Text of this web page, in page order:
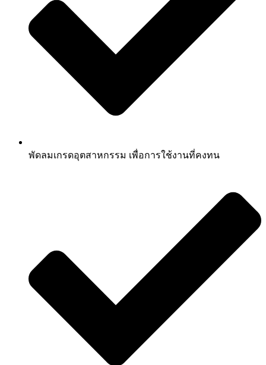
พัดลมเกรดอุตสาหกรรม เพื่อการใช้งานที่คงทน